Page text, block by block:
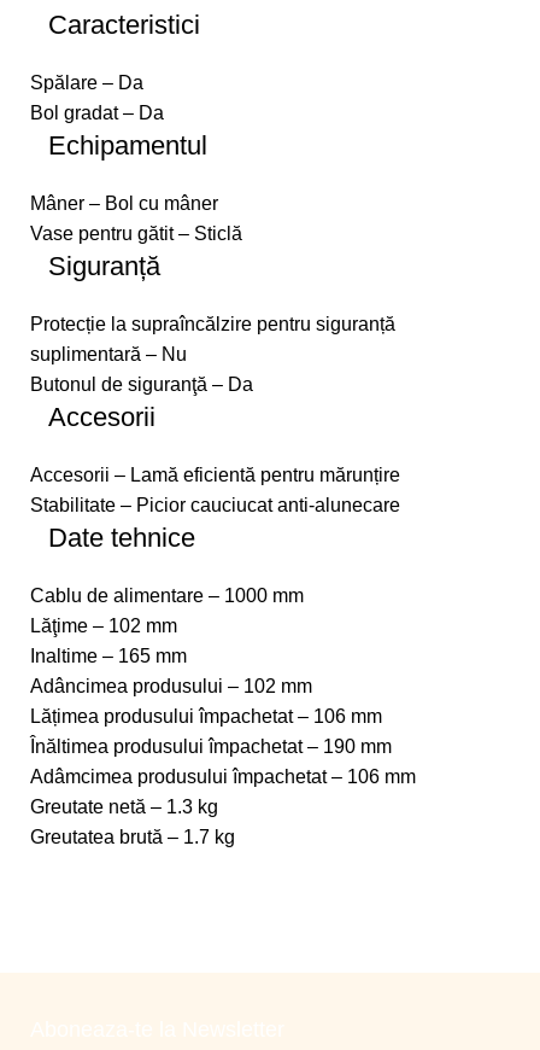
Caracteristici
Spălare – Da
Bol gradat – Da
Echipamentul
Mâner – Bol cu mâner
Vase pentru gătit – Sticlă
Siguranță
Protecție la supraîncălzire pentru siguranță
suplimentară – Nu
Butonul de siguranţă – Da
Accesorii
Accesorii – Lamă eficientă pentru mărunțire
Stabilitate – Picior cauciucat anti-alunecare
Date tehnice
Cablu de alimentare – 1000 mm
Lăţime – 102 mm
Inaltime – 165 mm
Adâncimea produsului – 102 mm
Lățimea produsului împachetat – 106 mm
Înăltimea produsului împachetat – 190 mm
Adâmcimea produsului împachetat – 106 mm
Greutate netă – 1.3 kg
Greutatea brută – 1.7 kg